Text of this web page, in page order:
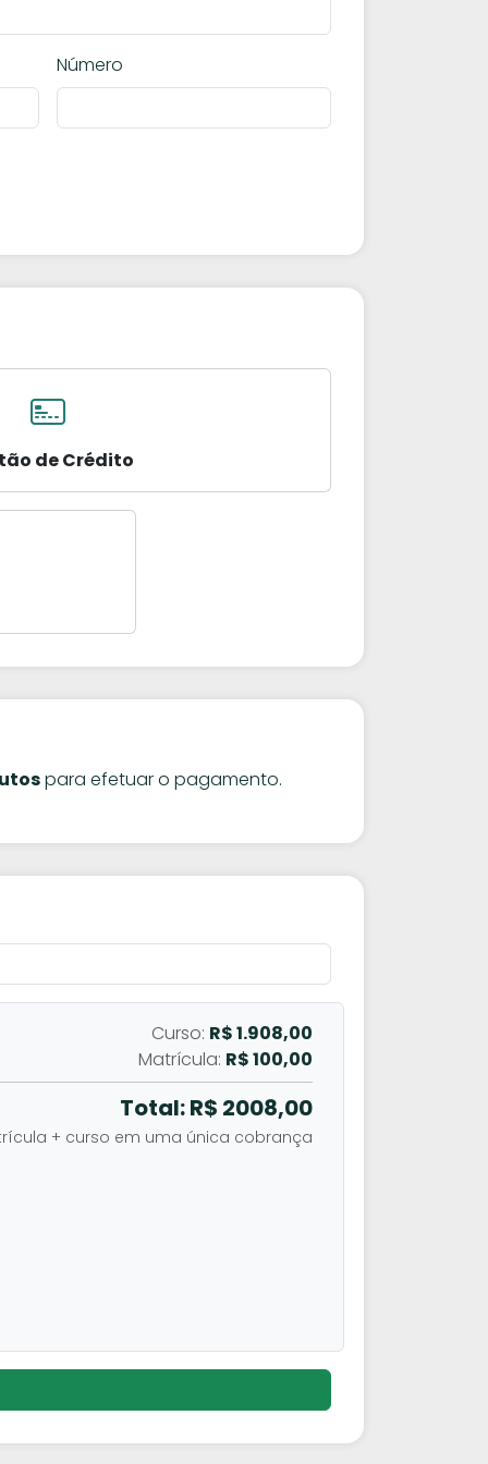
Número
de Crédito
para efetuar o pagamento.
Curso: R$ 1.908,00
Matrícula: R$ 100,00
Total: R$ 2008,00
+ curso em uma única cobrança